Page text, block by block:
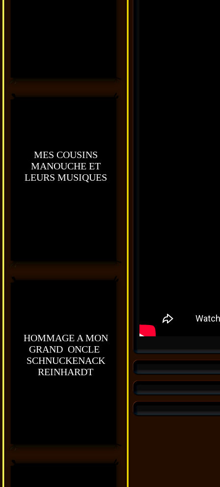
MES COUSINS
MANOUCHE ET
LEURS MUSIQUES
HOMMAGE A MON
GRAND ONCLE
SCHNUCKENACK
REINHARDT